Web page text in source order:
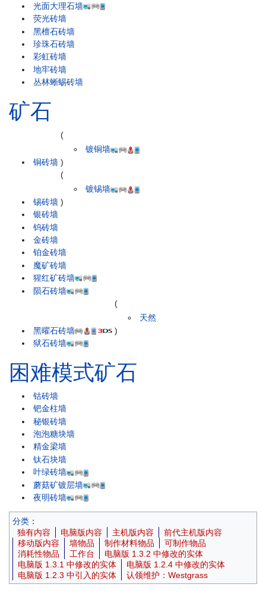
光面大理石墙
荧光砖墙
黑檀石砖墙
珍珠石砖墙
彩虹砖墙
地牢砖墙
丛林蜥蜴砖墙
矿石
铜砖墙
(
镀铜墙
)
锡砖墙
(
镀锡墙
)
银砖墙
钨砖墙
金砖墙
铂金砖墙
魔矿砖墙
猩红矿砖墙
陨石砖墙
黑曜石砖墙
(
天然
)
狱石砖墙
困难模式矿石
钴砖墙
钯金柱墙
秘银砖墙
泡泡糖块墙
精金梁墙
钛石块墙
叶绿砖墙
蘑菇矿镀层墙
夜明砖墙
分类 ：
独有内容
电脑版内容 主机版内容
前代主机版内容
移动版内容
墙物品 制作材料物品
可制作物品
消耗性物品
工作台
电脑版 1.3.2 中修改的实体
电脑版 1.3.1 中修改的实体
电脑版 1.2.4 中修改的实体
电脑版 1.2.3 中引入的实体
认领维护：Westgrass